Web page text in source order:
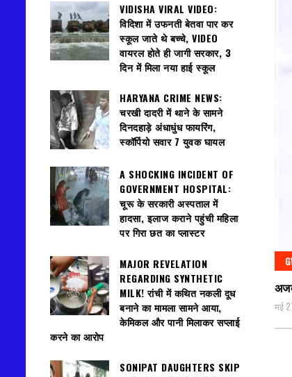
मई
VIDISHA VIRAL VIDEO:
विदिशा में उफनती बेतवा पार कर
स्कूल जाते थे बच्चे, VIDEO
वायरल होते ही जागी सरकार, 3
दिन में मिला नया हाई स्कूल
HARYANA CRIME NEWS:
चरखी दादरी में थाने के सामने
दिनदहाड़े अंधाधुंध फायरिंग,
स्कॉर्पियो सवार 7 युवक घायल
A SHOCKING INCIDENT OF
GOVERNMENT HOSPITAL:
चूरू के सरकारी अस्पताल में
हादसा, इलाज कराने पहुंची महिला
पर गिरा छत का प्लास्टर
MAJOR REVELATION
REGARDING SYNTHETIC
MILK! रांची में कथित नकली दूध
बनाने का मामला सामने आया,
केमिकल और पानी मिलाकर सप्लाई
करने का आरोप
SONIPAT DAUGHTERS SKIP